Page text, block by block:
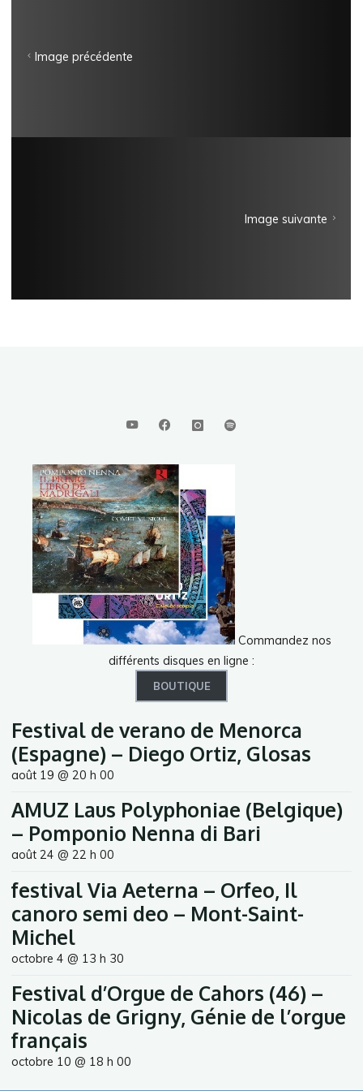
Image précédente
Image suivante
Commandez nos
différents disques en ligne :
BOUTIQUE
Festival de verano de Menorca
(Espagne) – Diego Ortiz, Glosas
août 19 @ 20 h 00
AMUZ Laus Polyphoniae (Belgique)
– Pomponio Nenna di Bari
août 24 @ 22 h 00
festival Via Aeterna – Orfeo, Il
canoro semi deo – Mont-Saint-
Michel
octobre 4 @ 13 h 30
Festival d’Orgue de Cahors (46) –
Nicolas de Grigny, Génie de l’orgue
français
octobre 10 @ 18 h 00